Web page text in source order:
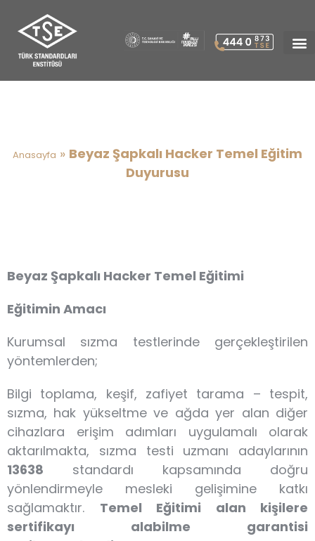
Anasayfa » Beyaz Şapkalı Hacker Temel Eğitim
Duyurusu
Beyaz Şapkalı Hacker Temel Eğitimi
Eğitimin Amacı
Kurumsal sızma testlerinde gerçekleştirilen
yöntemlerden;
Bilgi toplama, keşif, zafiyet tarama – tespit,
sızma, hak yükseltme ve ağda yer alan diğer
cihazlara erişim adımları uygulamalı olarak
aktarılmakta, sızma testi uzmanı adaylarının
13638 standardı kapsamında doğru
yönlendirmeyle mesleki gelişimine katkı
sağlamaktır. Temel Eğitimi alan kişilere
sertifikayı alabilme garantisi